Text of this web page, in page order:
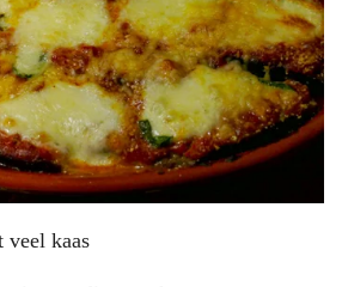
veel kaas